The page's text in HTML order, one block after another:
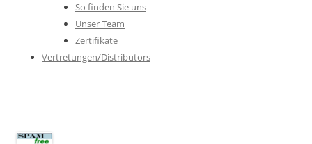
So finden Sie uns
Unser Team
Zertifikate
Vertretungen/Distributors